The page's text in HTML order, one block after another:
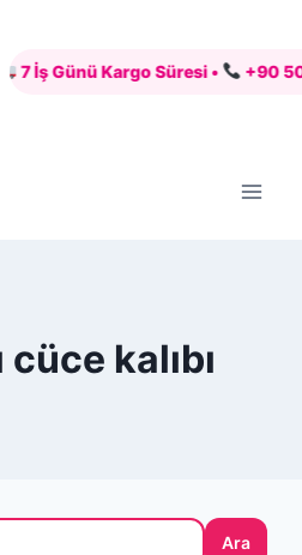
7 İş Günü Kargo Süresi • +90 507
kalıbı
Ara